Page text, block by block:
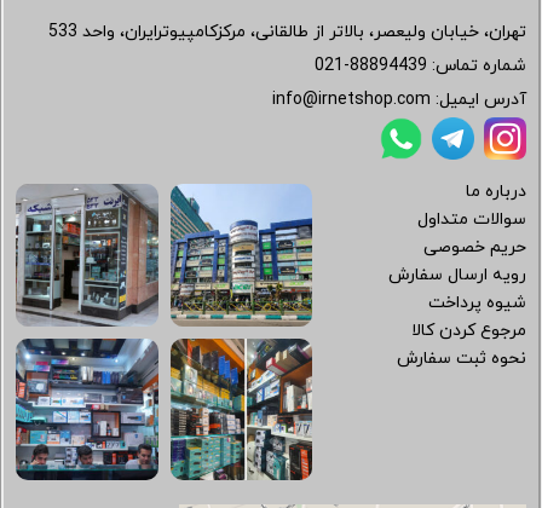
تهران، خیابان ولیعصر، بالاتر از طالقانی، مرکزکامپیوترایران، واحد 533
شماره تماس: 021-88894439
آدرس ایمیل: info@irnetshop.com
درباره ما
سوالات متداول
حریم خصوصی
رویه ارسال سفارش
شیوه پرداخت
مرجوع کردن کالا
نحوه ثبت سفارش